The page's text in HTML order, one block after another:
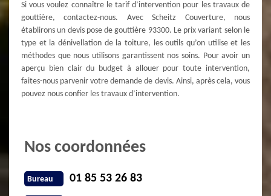
Si vous voulez connaître le tarif d’intervention pour les travaux de
gouttière, contactez-nous. Avec Scheitz Couverture, nous
établirons un devis pose de gouttière 93300. Le prix variant selon le
type et la dénivellation de la toiture, les outils qu’on utilise et les
méthodes que nous utilisons garantissent nos soins. Pour avoir un
aperçu bien clair du budget à allouer pour toute intervention,
faites-nous parvenir votre demande de devis. Ainsi, après cela, vous
pouvez nous confier les travaux d’intervention.
Nos coordonnées
Bureau 01 85 53 26 83